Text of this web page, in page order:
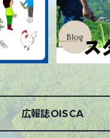
広報誌OISCA